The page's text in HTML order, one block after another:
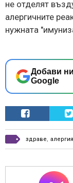
не отделят
алергичните
нужната
Добави
Google
здраве, алергия